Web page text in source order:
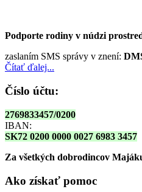
Podporte rodiny v núdzi
zaslaním SMS správy v znení:
Čítať ďalej...
Číslo účtu:
2769833457/0200
IBAN:
SK72 0200 0000 0027 6983 3457
Za všetkých dobrodincov
Ako získať pomoc